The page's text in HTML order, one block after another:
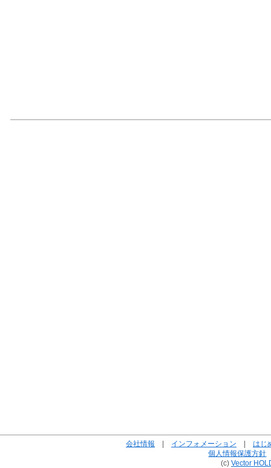
会社情報 インフォメーション
はじ
個人情報保護方針
(c) Vector